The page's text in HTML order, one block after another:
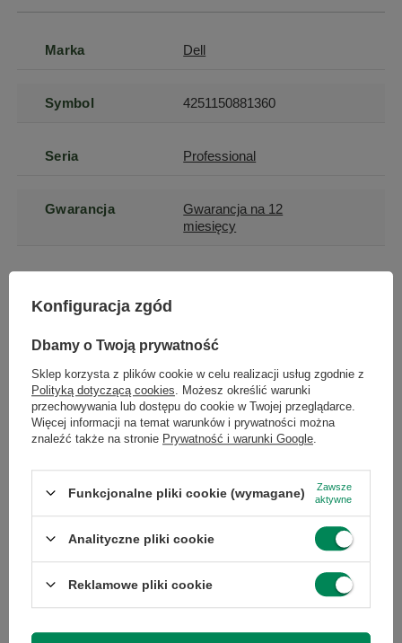
Marka Dell
Symbol 4251150881360
Seria Professional
Gwarancja
Gwarancja na 12
miesięcy
Model P2414Hb
Przekątna
24
Rodzaj
podświetlania
LED
Przekątna
23.8
Konfiguracja zgód
Dbamy o Twoją prywatność
Sklep korzysta z plików cookie w celu realizacji usług zgodnie z
Polityką dotyczącą cookies . Możesz określić warunki
przechowywania lub dostępu do cookie w Twojej przeglądarce.
Więcej informacji na temat warunków i prywatności można
znaleźć także na stronie Prywatność i warunki Google
Funkcjonalne pliki cookie (wymagane)
Zawsze
aktywne
Analityczne pliki cookie
Reklamowe pliki cookie